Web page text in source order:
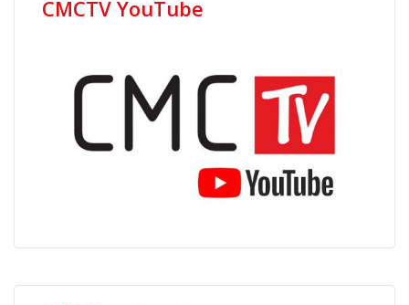
CMCTV YouTube